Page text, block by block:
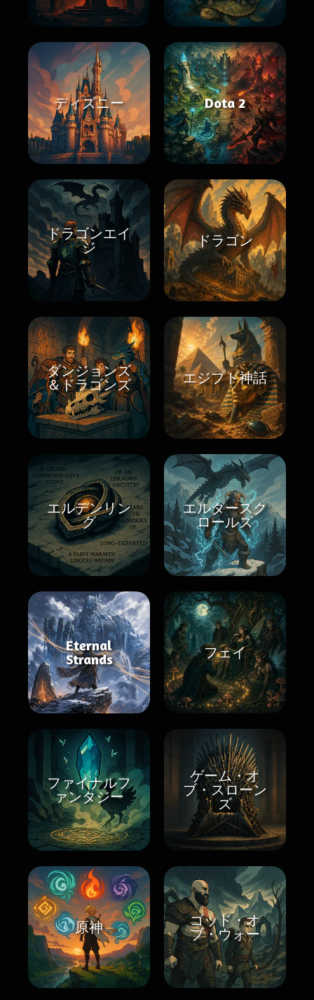
ディズニー Dota 2
ドラゴンエイ
ジ
ドラゴン
ダンジョンズ
＆ドラゴンズ
エジプト神話
エルデンリン
グ
エルダースク
ロールズ
Eternal
Strands
フェイ
ファイナルフ
ァンタジー
ゲーム・オ
ブ・スローン
ズ
原神
ゴッド・オ
ブ・ウォー